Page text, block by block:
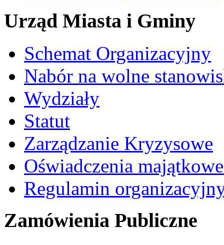
Urząd Miasta i Gminy
Schemat Organizacyjny
Nabór na wolne
Wydziały
Statut
Zarządzanie Kryzysowe
Oświadczenia
Regulamin
Zamówienia Publiczne